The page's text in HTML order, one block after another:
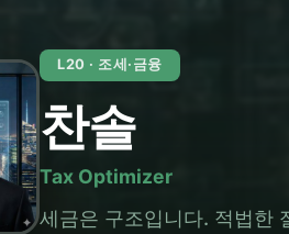
L20 · 조세·금융
찬솔
Tax Optimizer
세금은 구조입니다. 적법한